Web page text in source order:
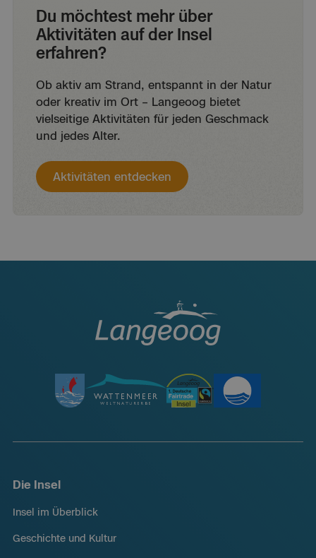
Du möchtest mehr über
Aktivitäten auf der Insel
erfahren?
Ob aktiv am Strand, entspannt in der Natur
oder kreativ im Ort – Langeoog bietet
vielseitige Aktivitäten für jeden Geschmack
und jedes Alter.
Aktivitäten entdecken
Die Insel
Insel im Überblick
Geschichte und Kultur